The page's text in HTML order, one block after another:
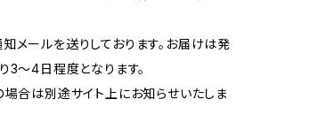
メールを送りしております。お届けは発
3〜4日程度となります。
合は別途サイト上にお知らせいたしま